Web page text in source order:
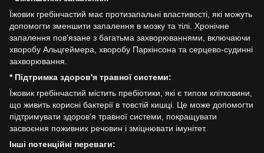
Їжовик гребінчастий має протизапальні властивості, які можуть
допомогти зменшити запалення в мозку та тілі. Хронічне
запалення пов'язане з багатьма захворюваннями, включаючи
хворобу Альцгеймера, хворобу Паркінсона та серцево-судинні
захворювання.
* Підтримка здоров'я травної системи:
Їжовик гребінчастий містить пребіотики, які є типом клітковини,
що живить корисні бактерії в товстій кишці. Це може допомогти
підтримувати здоров'я травної системи, покращувати
засвоєння поживних речовин і зміцнювати імунітет.
Інші потенційні переваги: